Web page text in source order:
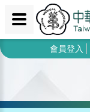
會員登入